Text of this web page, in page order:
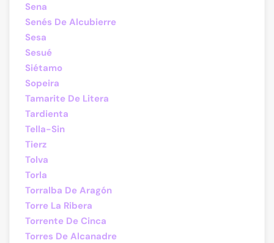
Sena
Senés De Alcubierre
Sesa
Sesué
Siétamo
Sopeira
Tamarite De Litera
Tardienta
Tella-Sin
Tierz
Tolva
Torla
Torralba De Aragón
Torre La Ribera
Torrente De Cinca
Torres De Alcanadre